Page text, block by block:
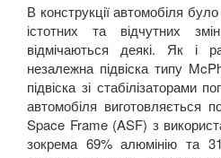
В конструкції автомобіля
істотних та відчутних
відмічаються деякі. Як і
незалежна підвіска типу
підвіска зі стабілізаторами
автомобіля виготовляється
Space Frame(ASF) з
зокрема 69% алюмінію та